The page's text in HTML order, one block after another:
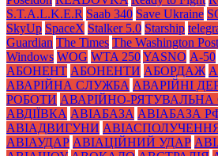
S.T.A.L.K.E.R Saab 340 Save Ukraine
SkyUp SpaceX Stalker 5.0 Starship
Guardian The Times The Washington Post
Windows WOG WTA 250YASNO А-50
АБОНЕНТ АБОНЕНТИ АБОРДАЖ
АВАРІЙНА СЛУЖБА АВАРІЙНІ
РОБОТИ АВАРІЙНО-
АВДІЇВКА АВІАБАЗА АВІАБАЗА
АВІАДВИГУНИ
АВІАУДАР АВІАЦІЙНИЙ УДАР